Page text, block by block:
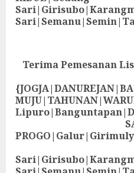
Terima Pemesanan